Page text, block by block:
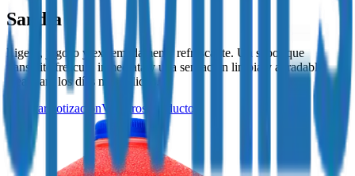
Sandía
Ligero, jugoso y extremadamente refrescante. Un sabor que
transmite frescura inmediata y una sensación limpia y agradable,
ideal para los días más cálidos.
Solicitar cotizaciónVer otros productos